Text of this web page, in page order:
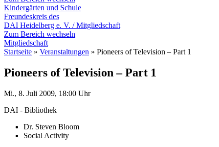
Kindergärten und Schule
Freundeskreis des
DAI Heidelberg e. V. / Mitgliedschaft
Zum Bereich wechseln
Mitgliedschaft
Startseite » Veranstaltungen » Pioneers of Television – Part 1
Pioneers of Television – Part 1
Mi., 8. Juli 2009, 18:00 Uhr
DAI - Bibliothek
Dr. Steven Bloom
Social Activity